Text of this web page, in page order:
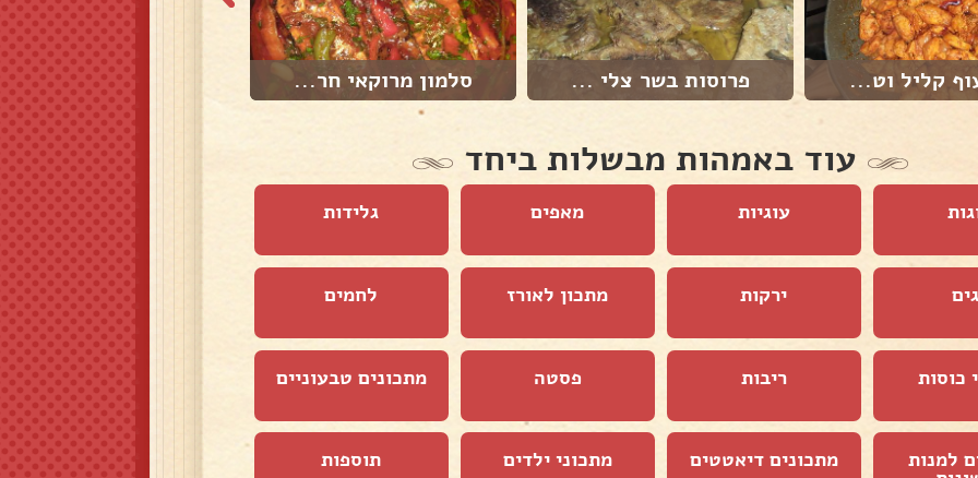
קליל וט... פרוסות בשר צלי ... סלמון מרוקאי חר...
עוד באמהות מבשלות ביחד
עוגיות מאפים גלידות
ירקות מתכון לאורז לחמים
כוסות ריבות פסטה מתכונים טבעוניים
למנות מתכונים דיאטטים מתכוני ילדים תוספות